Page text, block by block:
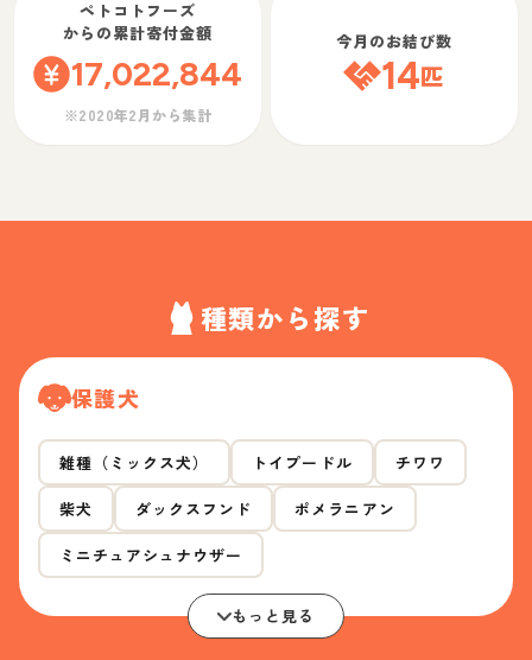
ペトコトフーズ
からの累計寄付金額
17,022,844
※2020年2月から集計
今月のお結び数
14匹
種類から探す
保護犬
雑種（ミックス犬） トイプードル チワワ
柴犬 ダックスフンド ポメラニアン
ミニチュアシュナウザー
もっと見る